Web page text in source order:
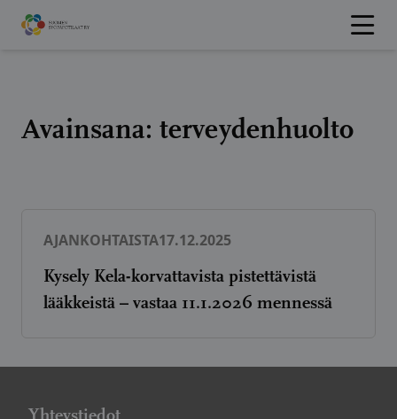
Hyppää
sisältöön
Avainsana: terveydenhuolto
AJANKOHTAISTA17.12.2025
Kysely Kela-korvattavista pistettävistä
lääkkeistä – vastaa 11.1.2026 mennessä